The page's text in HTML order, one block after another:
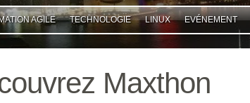
AGILE TECHNOLOGIE LINUX EVÉNEMENT
Maxthon